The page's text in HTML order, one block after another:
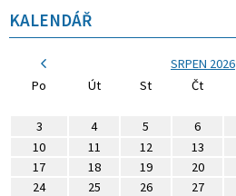
KALENDÁŘ
SRPEN 2026
Po
Út St Čt
3
4 5 6
10
11 12 13
17
18 19 20
24
25 26 27